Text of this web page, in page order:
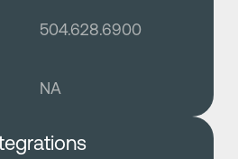
504.628.6900
NA